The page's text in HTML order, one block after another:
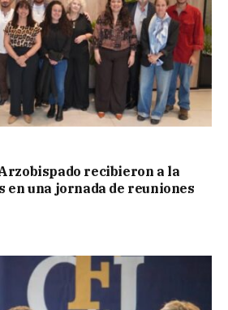
recibieron a la
en una jornada de reuniones